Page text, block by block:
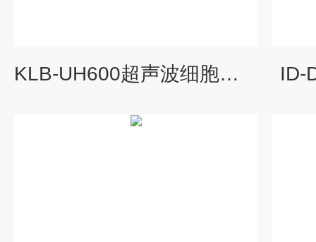
KLB-UH600超声波细胞破碎仪 ID-